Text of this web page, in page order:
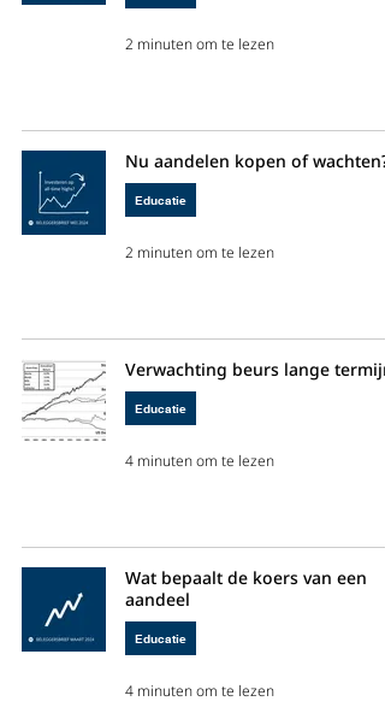
2 minuten om te lezen
Nu aandelen kopen of wachten?
Educatie
2 minuten om te lezen
Verwachting beurs lange termijn
Educatie
4 minuten om te lezen
Wat bepaalt de koers van een
aandeel
Educatie
4 minuten om te lezen